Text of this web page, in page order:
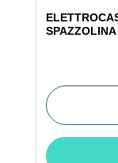
SPAZZOLINA